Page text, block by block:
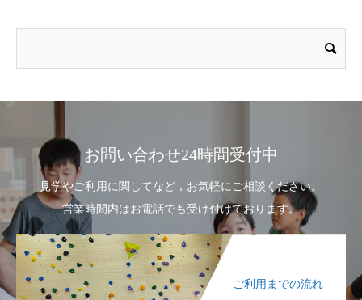
お問い合わせ24時間受付中
見学やご利用に関してなど，お気軽にご相談ください。
営業時間内はお電話でも受け付けております。
ご利用までの流れ